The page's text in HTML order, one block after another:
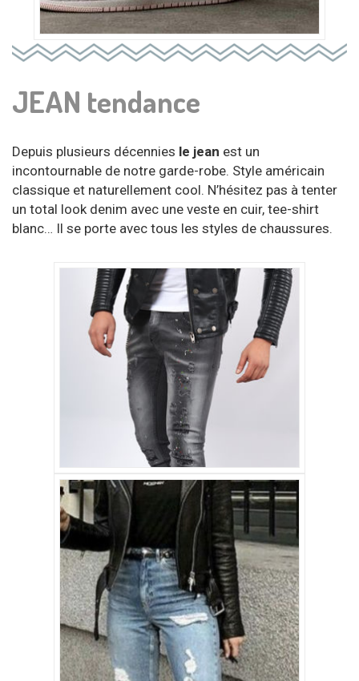
JEAN tendance
Depuis plusieurs décennies le jean est un
incontournable de notre garde-robe. Style américain
classique et naturellement cool. N’hésitez pas à tenter
un total look denim avec une veste en cuir, tee-shirt
blanc… Il se porte avec tous les styles de chaussures.